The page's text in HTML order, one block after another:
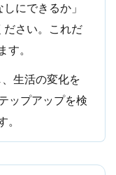
にできるか」
ださい。これだ
。
生活の変化を
ップアップを検